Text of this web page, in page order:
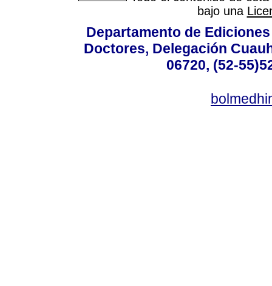
bajo una
Departamento de
Doctores, Delegación
06720, (52-